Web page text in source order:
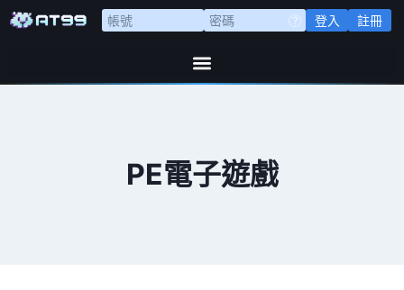
登入 註冊
PE電子遊戲